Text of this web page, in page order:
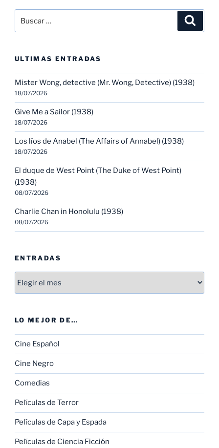
por:
ULTIMAS ENTRADAS
Mister Wong, detective (Mr. Wong, Detective) (1938)
18/07/2026
Give Me a Sailor (1938)
18/07/2026
Los líos de Anabel (The Affairs of Annabel) (1938)
18/07/2026
El duque de West Point (The Duke of West Point)
(1938)
08/07/2026
Charlie Chan in Honolulu (1938)
08/07/2026
ENTRADAS
LO MEJOR DE…
Cine Español
Cine Negro
Comedias
Películas de Terror
Películas de Capa y Espada
Películas de Ciencia Ficción